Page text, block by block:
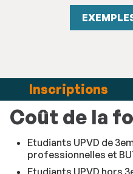
Inscriptions
Coût de la
Etudiants UPVD de
professionnelles et